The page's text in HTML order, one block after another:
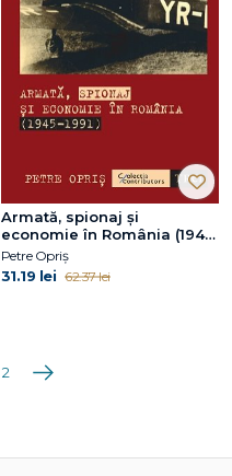
Armată, spionaj și
economie în România (1945-
1991)
Petre Opriș
31.19 lei 62.37 lei
2 Următoarea